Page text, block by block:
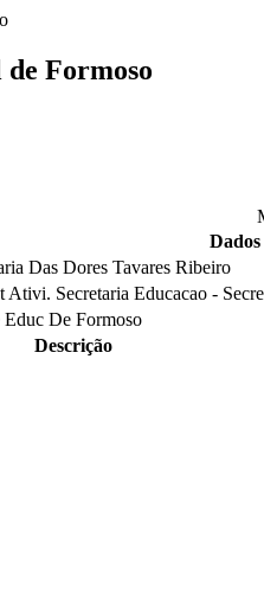
Formoso
Das Dores Tavares Ribeiro
Secretaria Educacao -
De Formoso
Descrição